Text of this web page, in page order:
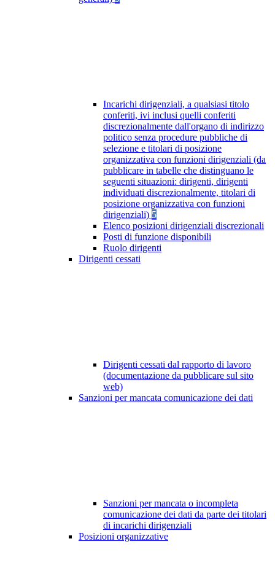
Incarichi dirigenziali, a qualsiasi titolo
conferiti, ivi inclusi quelli conferiti
discrezionalmente dall'organo di indirizzo
politico senza procedure pubbliche di
selezione e titolari di posizione
organizzativa con funzioni dirigenziali (da
pubblicare in tabelle che distinguano le
seguenti situazioni: dirigenti, dirigenti
individuati discrezionalmente, titolari di
posizione organizzativa con funzioni
dirigenziali) 5
Elenco posizioni dirigenziali discrezionali
Posti di funzione disponibili
Ruolo dirigenti
Dirigenti cessati
Dirigenti cessati dal rapporto di lavoro
(documentazione da pubblicare sul sito
web)
Sanzioni per mancata comunicazione dei dati
Sanzioni per mancata o incompleta
comunicazione dei dati da parte dei titolari
di incarichi dirigenziali
Posizioni organizzative